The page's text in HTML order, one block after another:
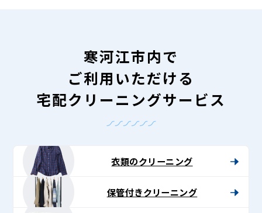
寒河江市内で
ご利用いただける
宅配クリーニングサービス
衣類のクリーニング
保管付きクリーニング